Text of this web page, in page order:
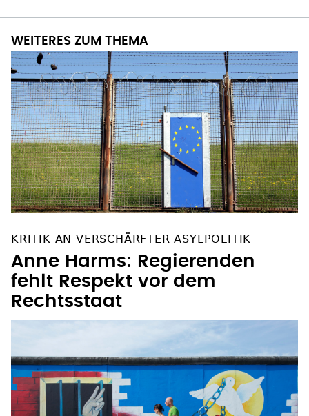
WEITERES ZUM THEMA
KRITIK AN VERSCHÄRFTER ASYLPOLITIK
Anne Harms: Regierenden
fehlt Respekt vor dem
Rechtsstaat